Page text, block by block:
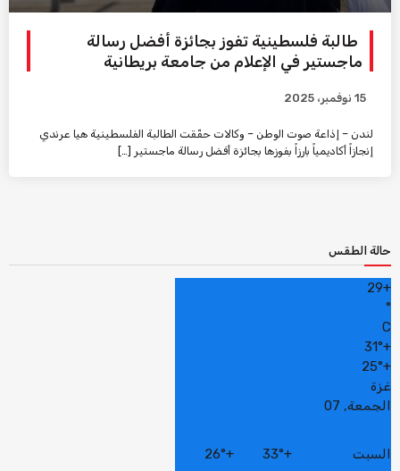
طالبة فلسطينية تفوز بجائزة أفضل رسالة
ماجستير في الإعلام من جامعة بريطانية
15 نوفمبر، 2025
لندن – إذاعة صوت الوطن – وكالات حقّقت الطالبة الفلسطينية هيا عرندي
إنجازاً أكاديمياً بارزاً بفوزها بجائزة أفضل رسالة ماجستير […]
حالة الطقس
+
29
°
C
+
31°
+
25°
غزة
الجمعة, 07
السبت +
33°
+
26°